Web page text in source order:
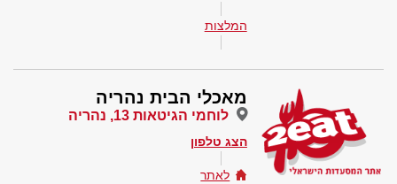
המלצות
מאכלי הבית נהריה
לוחמי הגיטאות 13, נהריה
הצג טלפון
לאתר